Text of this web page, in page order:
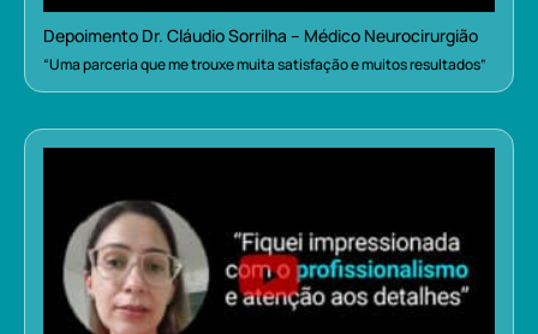
Depoimento Dr. Cláudio Sorrilha – Médico Neurocirurgião
“Uma parceria que me trouxe muita satisfação e muitos resultados”